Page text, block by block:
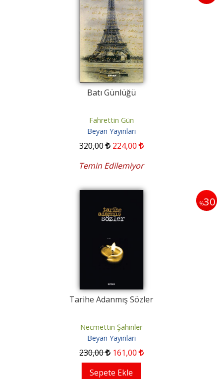
Batı Günlüğü
Fahrettin Gün
Beyan Yayınları
320,00 224,00
Temin Edilemiyor
%30
Tarihe Adanmış Sözler
Necmettin Şahinler
Beyan Yayınları
230,00 161,00
Sepete Ekle